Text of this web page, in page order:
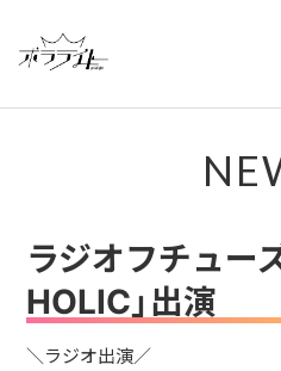
ラジオフチュー
HOLIC」出演
＼ラジオ出演／